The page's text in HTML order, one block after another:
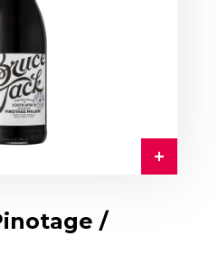
/